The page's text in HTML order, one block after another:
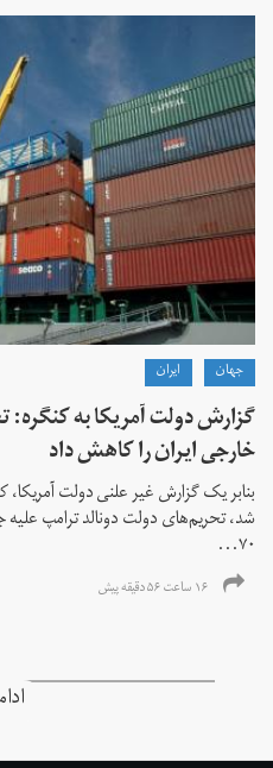
جهان ايران
خارجی ایران را کاهش داد
بنابر یک گزارش غیر علنی دولت آمریکا،
۷۰...
۱۶ ساعت ۵۶ دقیقه پیش